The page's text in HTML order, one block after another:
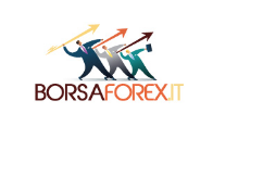
contenuto